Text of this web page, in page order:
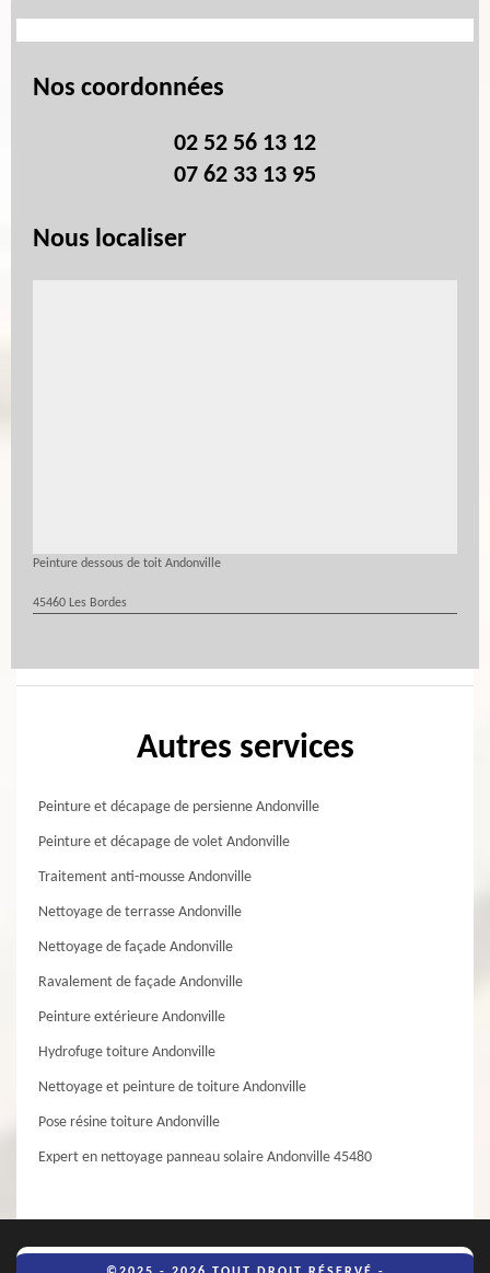
Nos coordonnées
02 52 56 13 12
07 62 33 13 95
Nous localiser
Peinture dessous de toit Andonville
45460 Les Bordes
Autres services
Peinture et décapage de persienne Andonville
Peinture et décapage de volet Andonville
Traitement anti-mousse Andonville
Nettoyage de terrasse Andonville
Nettoyage de façade Andonville
Ravalement de façade Andonville
Peinture extérieure Andonville
Hydrofuge toiture Andonville
Nettoyage et peinture de toiture Andonville
Pose résine toiture Andonville
Expert en nettoyage panneau solaire Andonville 45480